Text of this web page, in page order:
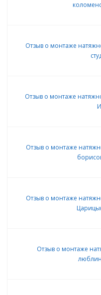
Отзыв о монтаже
Отзыв о монтаже
Отзыв о монтаже
Отзыв о монтаже
Отзыв о монтаже